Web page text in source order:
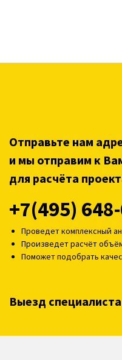
Отправьте нам
и мы отправим к
для расчёта
+7(495)
Проведет комплексный
Произведет расчёт
Поможет подобрать
Выезд